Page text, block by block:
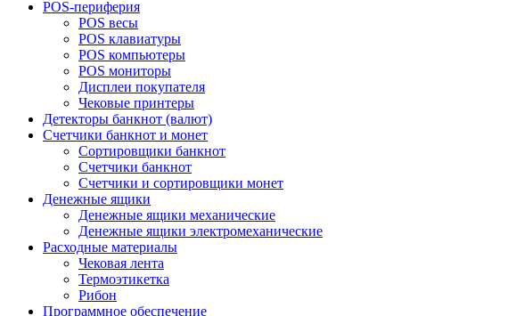
POS-периферия
POS весы
POS клавиатуры
POS компьютеры
POS мониторы
Дисплеи покупателя
Чековые принтеры
Детекторы банкнот (валют)
Счетчики банкнот и монет
Сортировщики банкнот
Счетчики банкнот
Счетчики и сортировщики монет
Денежные ящики
Денежные ящики механические
Денежные ящики электромеханические
Расходные материалы
Чековая лента
Термоэтикетка
Рибон
Программное обеспечение